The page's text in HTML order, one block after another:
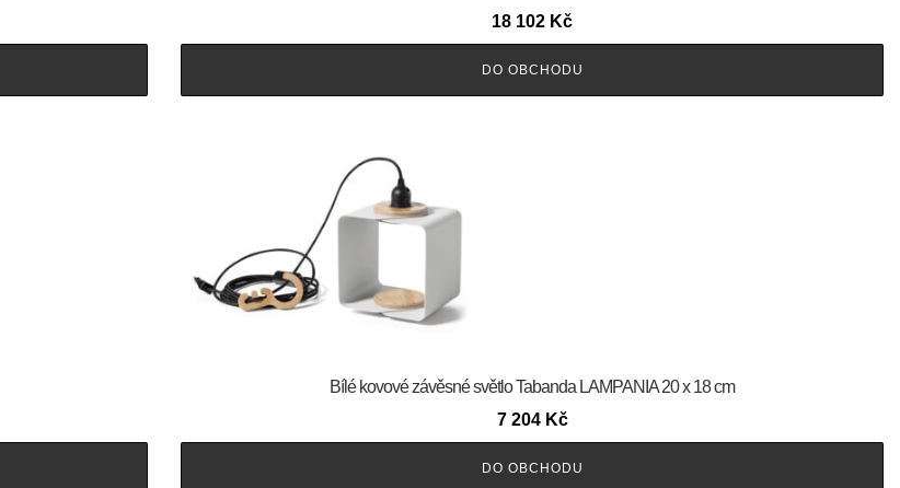
18 102 Kč
DO OBCHODU
Bílé kovové závěsné světlo Tabanda LAMPANIA 20 x 18 cm
7 204 Kč
DO OBCHODU